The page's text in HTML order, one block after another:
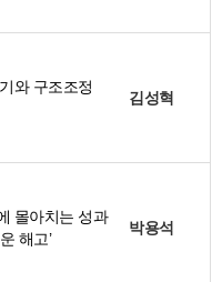
와 구조조정
김성혁
몰아치는 성과
해고’
박용석